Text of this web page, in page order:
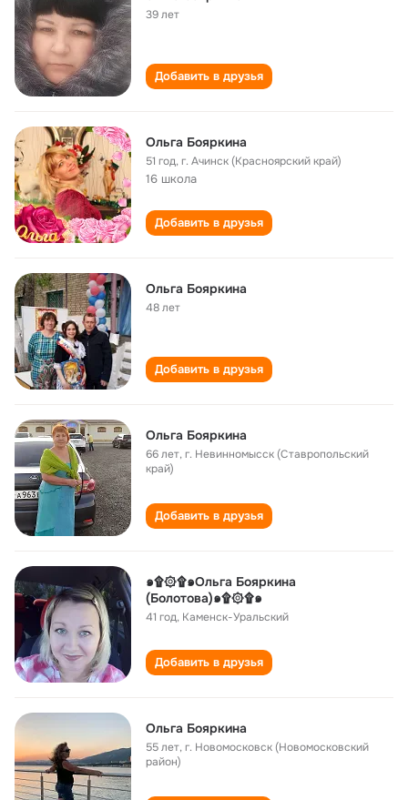
39 лет
Добавить в друзья
Ольга Бояркина
51 год,г. Ачинск (Красноярский край)
16 школа
Добавить в друзья
Ольга Бояркина
48 лет
Добавить в друзья
Ольга Бояркина
66 лет,г. Невинномысск (Ставропольский
край)
Добавить в друзья
๑۩۞۩๑Ольга Бояркина
(Болотова)๑۩۞۩๑
41 год, Каменск-Уральский
Добавить в друзья
Ольга Бояркина
55 лет,г. Новомосковск (Новомосковский
район)